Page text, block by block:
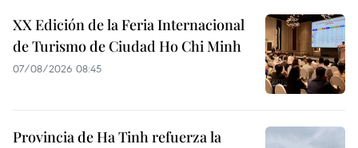
XX Edición de la Feria Internacional
de Turismo de Ciudad Ho Chi Minh
07/08/2026 08:45
Provincia de Ha Tinh refuerza la